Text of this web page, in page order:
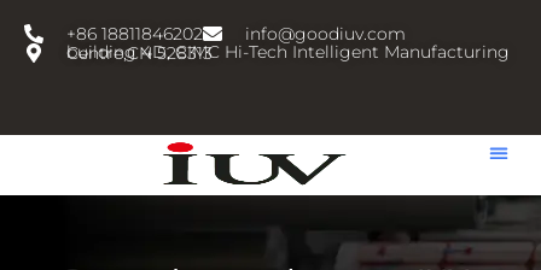
+86 18811846202
info@goodiuv.com
building 4D, CIMC Hi-Tech Intelligent Manufacturing Centre,CN 528313